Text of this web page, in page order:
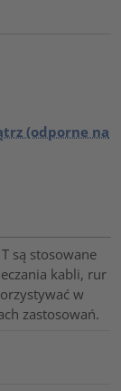
(odporne na
są stosowane
kabli, rur
w
zastosowań.